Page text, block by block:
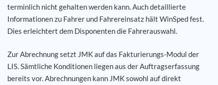
terminlich nicht gehalten werden kann. Auch detaillierte
Informationen zu Fahrer und Fahrereinsatz hält WinSped fest.
Dies erleichtert dem Disponenten die Fahrerauswahl.
Zur Abrechnung setzt JMK auf das Fakturierungs-Modul der
LIS. Sämtliche Konditionen liegen aus der Auftragserfassung
bereits vor. Abrechnungen kann JMK sowohl auf direkt